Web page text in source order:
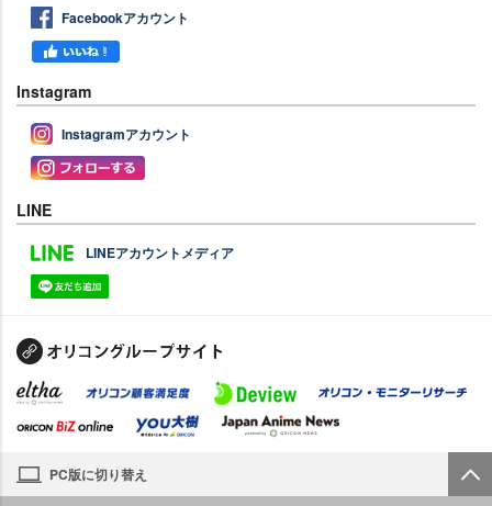
Facebookアカウント
Instagram
Instagramアカウント
LINE
LINEアカウントメディア
PC版に切り替え